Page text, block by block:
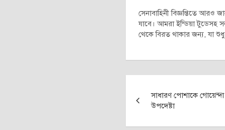
সেনাবাহিনী বিজ্ঞপ্তিতে আরও
যাবে। আমরা ইন্ডিয়া টুডেসহ
থেকে বিরত থাকার জন্য, যা
navigation
সাধারণ পোশাকে গোয়েন্দা
উপদেষ্টা